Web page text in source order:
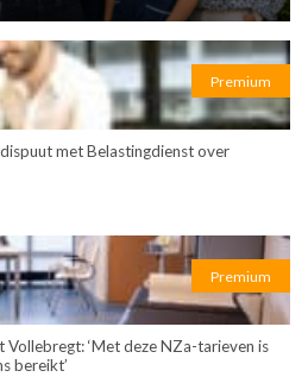
Premium
met Belastingdienst over
Premium
‘Met deze NZa-tarieven is
bereikt’